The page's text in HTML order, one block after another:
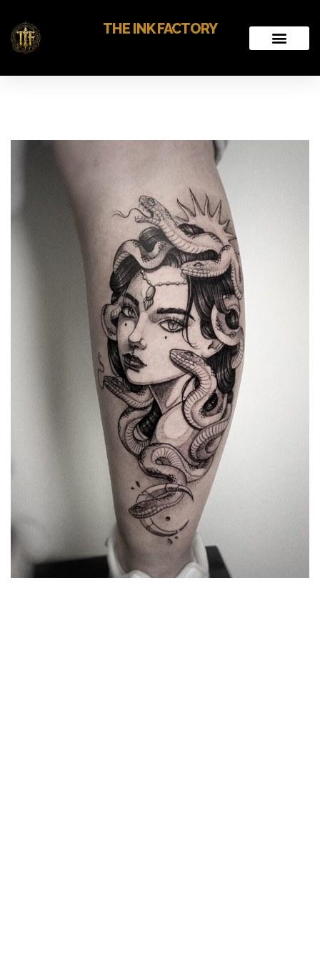
THE INK FACTORY